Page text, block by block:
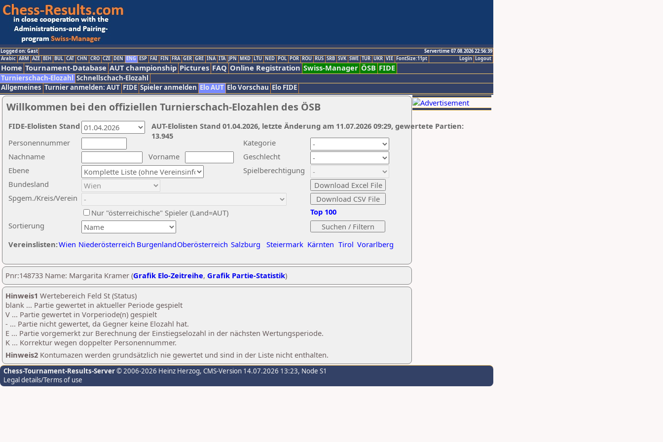
Logged on: Gast
Servertime 07.08.2026 22:56:39
Logout
Login
Arabic ARM AZE BIH BUL CAT CHN CRO CZE DEN ENG ESP FAI FIN FRA GER GRE INA ITA JPN MKD LTU NED POL POR ROU RUS SRB SVK SWE TUR UKR VIE FontSize:11pt
Home Tournament-Database AUT championship Pictures FAQ Online Registration Swiss-Manager ÖSB FIDE
Turnierschach-Elozahl Schnellschach-Elozahl
Allgemeines Turnier anmelden: AUT FIDE Spieler anmelden Elo AUT Elo Vorschau Elo FIDE
Willkommen bei den offiziellen Turnierschach-Elozahlen des ÖSB
Nachname
Vorname
Ebene
Kategorie
Sortierung
Personennummer
Bundesland
Spgem./Kreis/Verein
Geschlecht
Nur "österreichische" Spieler (Land=AUT)
Spielberechtigung
Vereinslisten:Wien Niederösterreich BurgenlandOberösterreich Salzburg Steiermark Kärnten Tirol Vorarlberg
Top 100
AUT-Elolisten Stand 01.04.2026, letzte Änderung am 11.07.2026 09:29, gewertete Partien:
13.945
FIDE-Elolisten Stand
Pnr:148733 Name: Margarita Kramer (Grafik Elo-Zeitreihe, Grafik Partie-Statistik)
Hinweis1 Wertebereich Feld St (Status)
blank ... Partie gewertet in aktueller Periode gespielt
V ... Partie gewertet in Vorperiode(n) gespielt
- ... Partie nicht gewertet, da Gegner keine Elozahl hat.
E ... Partie vorgemerkt zur Berechnung der Einstiegselozahl in der nächsten Wertungsperiode.
K ... Korrektur wegen doppelter Personennummer.
Hinweis2 Kontumazen werden grundsätzlich nie gewertet und sind in der Liste nicht enthalten.
Chess-Tournament-Results-Server© 2006-2026 Heinz Herzog, CMS-Version 14.07.2026 13:23, Node S1
Legal details/Terms of use